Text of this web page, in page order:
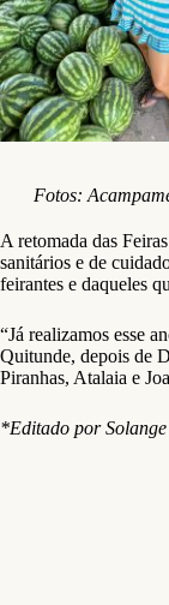
Fotos:
A retomada das
sanitários e de
feirantes e daqueles
“Já realizamos esse
Quitunde, depois de
Piranhas, Atalaia e
*Editado por